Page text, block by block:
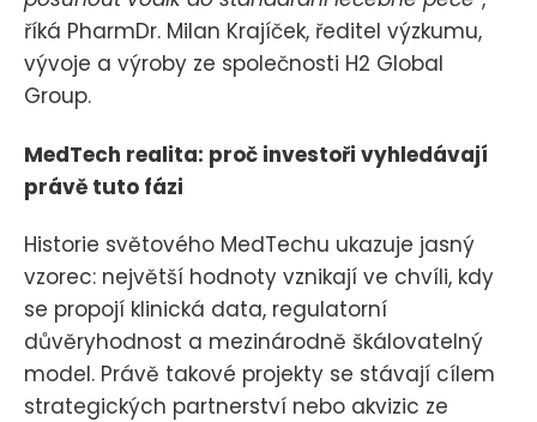
říká PharmDr. Milan Krajíček, ředitel výzkumu,
vývoje a výroby ze společnosti H2 Global
Group.
MedTech realita: proč investoři vyhledávají
právě tuto fázi
Historie světového MedTechu ukazuje jasný
vzorec: největší hodnoty vznikají ve chvíli, kdy
se propojí klinická data, regulatorní
důvěryhodnost a mezinárodně škálovatelný
model. Právě takové projekty se stávají cílem
strategických partnerství nebo akvizic ze